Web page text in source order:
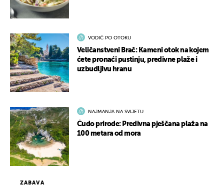
ZABAVA
VODIČ PO OTOKU
Veličanstveni Brač: Kameni otok na kojem
ćete pronaći pustinju, predivne plaže i
uzbudljivu hranu
NAJMANJA NA SVIJETU
Čudo prirode: Predivna pješčana plaža na
100 metara od mora